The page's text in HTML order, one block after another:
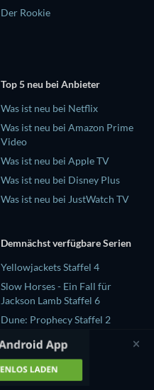
Der Rookie
Top 5 neu bei Anbieter
Was ist neu bei Netflix
Was ist neu bei Amazon Prime
Video
Was ist neu bei Apple TV
Was ist neu bei Disney Plus
Was ist neu bei JustWatch TV
Demnächst verfügbare Serien
Yellowjackets Staffel 4
Slow Horses - Ein Fall für
Jackson Lamb Staffel 6
Dune: Prophecy Staffel 2
The Gentlemen Staffel 2
Love Is Blind: UK Staffel 3